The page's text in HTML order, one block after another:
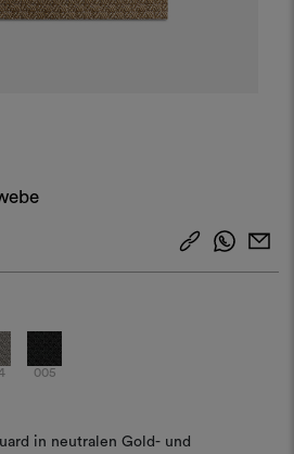
005
in neutralen Gold- und